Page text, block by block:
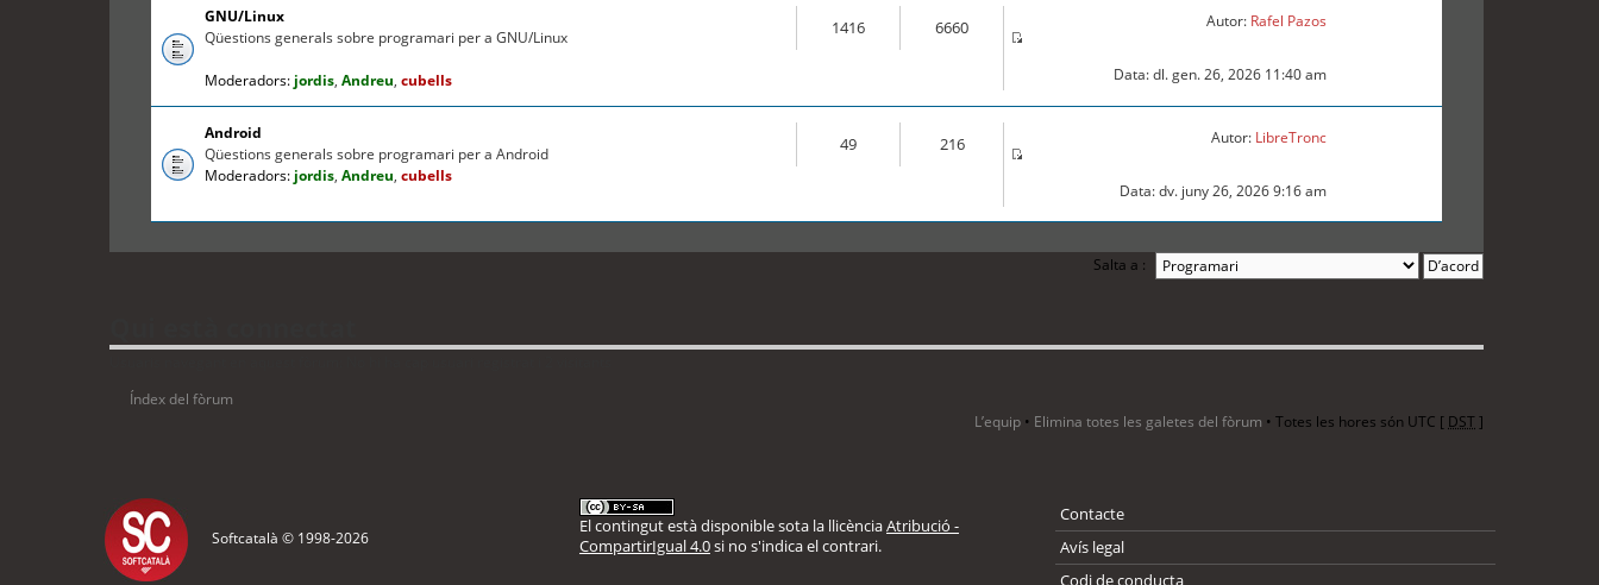
GNU/Linux
Qüestions generals sobre programari per a GNU/Linux
Moderadors: jordis, Andreu, cubells
1416 6660 Autor: Rafel Pazos
Data: dl. gen. 26, 2026 11:40 am
Android
Qüestions generals sobre programari per a Android
Moderadors: jordis, Andreu, cubells
49 216 Autor: LibreTronc
Data: dv. juny 26, 2026 9:16 am
Salta a :
Índex del fòrum
L’equip • Elimina totes les galetes del fòrum • Totes les hores són UTC [ DST]
Softcatalà © 1998-2026
El contingut està disponible sota la llicènciaAtribució -
CompartirIgual 4.0si no s'indica el contrari.
Contacte
Avís legal
Codi de conducta